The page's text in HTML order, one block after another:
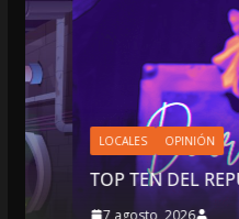
LOCALES OPINIÓN
TOP TEN DEL REPUDIO
7 agosto, 2026